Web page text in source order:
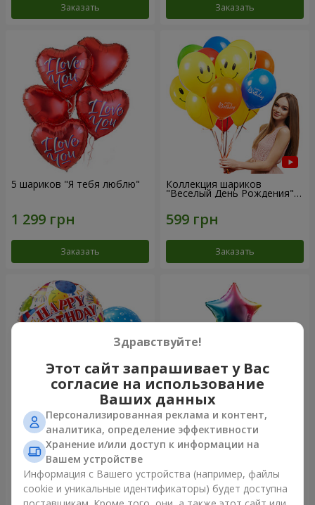
Заказать Заказать
5 шариков "Я тебя люблю"
Заказать
Коллекция шариков
"Веселый День Рождения" -
7 шариков
Заказать
Микс гелиевых шариков
"Поздравление!"
Заказать
Фонтан шаров "Arcobaleno"
Заказать
Здравствуйте!
Этот сайт запрашивает у Вас
согласие на использование
Ваших данных
Персонализированная реклама и контент,
аналитика, определение эффективности
Хранение и/или доступ к информации на
Вашем устройстве
Информация с Вашего устройства (например, файлы
cookie и уникальные идентификаторы) будет доступна